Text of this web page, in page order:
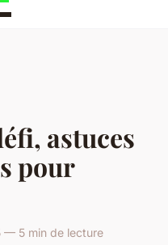
astuces
pour
— 5 min de lecture